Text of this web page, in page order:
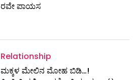
ರವೇ ಪಾಯಸ
Relationship
ಮಕ್ಕಳ ಮೇಲಿನ ಮೋಹ ಬಿಡಿ…!